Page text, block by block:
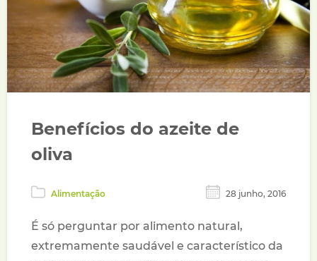
Benefícios do azeite de
oliva
Alimentação 28 junho, 2016
É só perguntar por alimento natural,
extremamente saudável e característico da